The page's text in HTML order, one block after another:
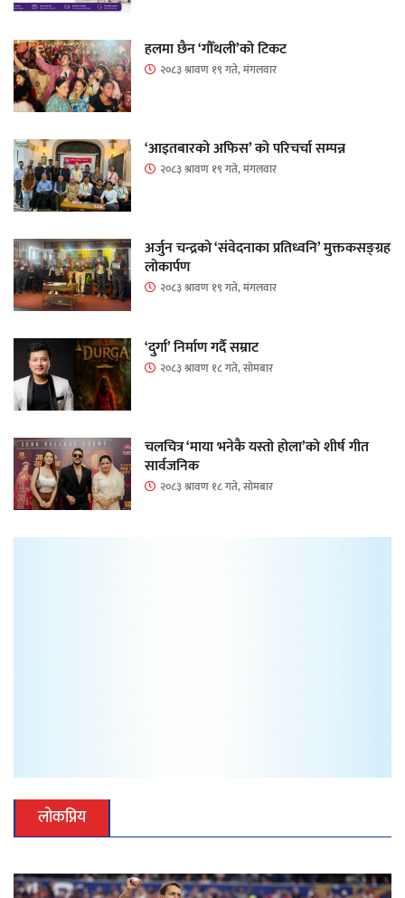
हलमा छैन ‘गौँथली’को टिकट
२०८३ श्रावण १९ गते, मंगलवार
‘आइतबारको अफिस’ को परिचर्चा सम्पन्न
२०८३ श्रावण १९ गते, मंगलवार
अर्जुन चन्द्रको ‘संवेदनाका प्रतिध्वनि’ मुक्तकसङ्ग्रह
लोकार्पण
२०८३ श्रावण १९ गते, मंगलवार
‘दुर्गा’ निर्माण गर्दै सम्राट
२०८३ श्रावण १८ गते, सोमबार
चलचित्र ‘माया भनेकै यस्तो होला’को शीर्ष गीत
सार्वजनिक
२०८३ श्रावण १८ गते, सोमबार
लोकप्रिय